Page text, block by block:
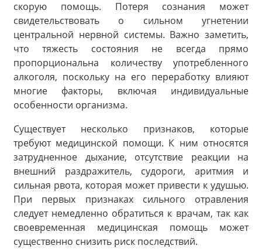
скорую помощь. Потеря сознания может
свидетельствовать о сильном угнетении
центральной нервной системы. Важно заметить,
что тяжесть состояния не всегда прямо
пропорциональна количеству употребленного
алкоголя, поскольку на его переработку влияют
многие факторы, включая индивидуальные
особенности организма.
Существует несколько признаков, которые
требуют медицинской помощи. К ним относятся
затрудненное дыхание, отсутствие реакции на
внешний раздражитель, судороги, аритмия и
сильная рвота, которая может привести к удушью.
При первых признаках сильного отравления
следует немедленно обратиться к врачам, так как
своевременная медицинская помощь может
существенно снизить риск последствий.